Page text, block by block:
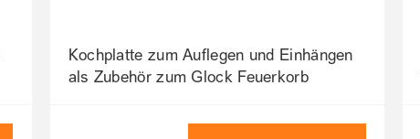
Kochplatte zum Auflegen und Einhängen
als Zubehör zum Glock Feuerkorb